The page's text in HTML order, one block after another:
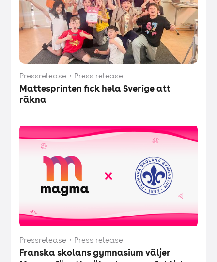
Pressrelease ・ Press release
Mattesprinten fick hela Sverige att
räkna
Pressrelease ・ Press release
Franska skolans gymnasium väljer